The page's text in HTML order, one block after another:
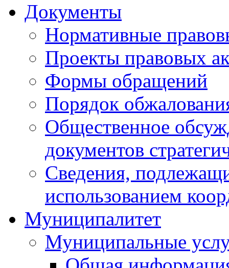
Документы
Нормативные
Проекты правовых
Формы обращений
Порядок
Общественное
документов
Сведения,
использованием
Муниципалитет
Муниципальные